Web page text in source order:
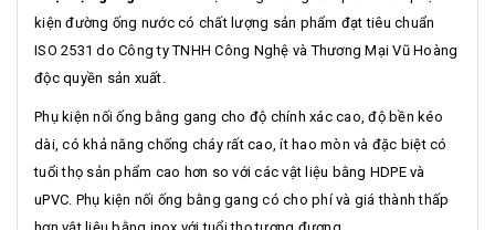
kiện đường ống nước có chất lượng sản phẩm đạt tiêu chuẩn
ISO 2531 do Công ty TNHH Công Nghệ và Thương Mại Vũ Hoàng
độc quyền sản xuất.
Phụ kiện nối ống bằng gang cho độ chính xác cao, độ bền kéo
dài, có khả năng chống cháy rất cao, ít hao mòn và đặc biệt có
tuổi thọ sản phẩm cao hơn so với các vật liệu bằng HDPE và
uPVC. Phụ kiện nối ống bằng gang có cho phí và giá thành thấp